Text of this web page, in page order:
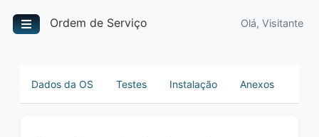
Ordem de Serviço Olá, Visitante
Dados da OS Testes Instalação Anexos